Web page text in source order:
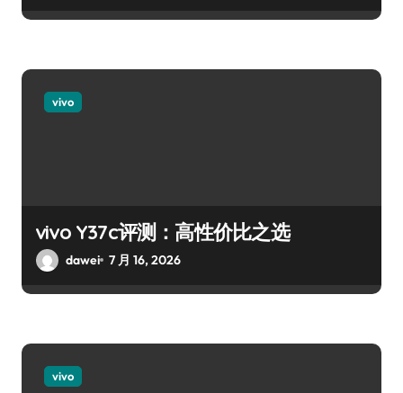
vivo
vivo Y37c评测：高性价比之选
dawei 7 月 16, 2026
vivo